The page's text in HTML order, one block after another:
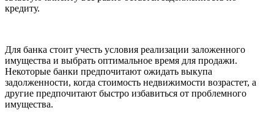
кредиту.
Для банка стоит учесть условия реализации заложенного
имущества и выбрать оптимальное время для продажи.
Некоторые банки предпочитают ожидать выкупа
задолженности, когда стоимость недвижимости возрастет, а
другие предпочитают быстро избавиться от проблемного
имущества.